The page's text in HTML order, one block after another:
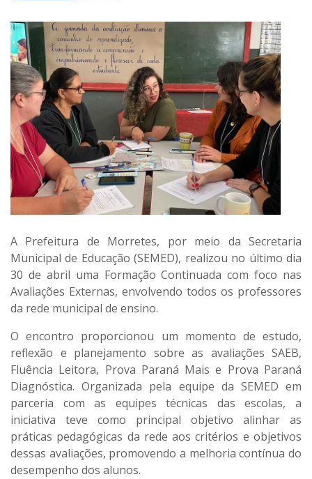
A Prefeitura de Morretes, por meio da Secretaria
Municipal de Educação (SEMED), realizou no último dia
30 de abril uma Formação Continuada com foco nas
Avaliações Externas, envolvendo todos os professores
da rede municipal de ensino.
O encontro proporcionou um momento de estudo,
reflexão e planejamento sobre as avaliações SAEB,
Fluência Leitora, Prova Paraná Mais e Prova Paraná
Diagnóstica. Organizada pela equipe da SEMED em
parceria com as equipes técnicas das escolas, a
iniciativa teve como principal objetivo alinhar as
práticas pedagógicas da rede aos critérios e objetivos
dessas avaliações, promovendo a melhoria contínua do
desempenho dos alunos.